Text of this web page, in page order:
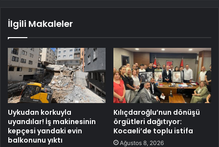
İlgili Makaleler
Uykudan korkuyla
uyandılar! İş makinesinin
kepçesi yandaki evin
balkonunu yıktı
Kılıçdaroğlu’nun dönüşü
örgütleri dağıtıyor:
Kocaeli’de toplu istifa
Ağustos 8, 2026